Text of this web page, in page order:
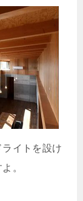
イトを設け
。